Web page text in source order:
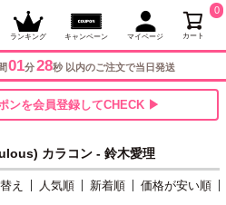
ランキング キャンペーン マイページ カート
0
01分28秒 以内のご注文で当日発送
ンを会員登録してCHECK ▶
カラコン - 鈴木愛理
え 人気順 新着順
価格が安い順